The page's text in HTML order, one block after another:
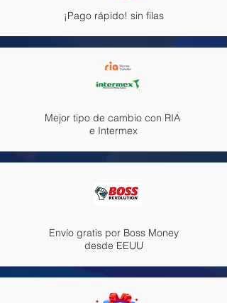
¡Pago rápido! sin filas
Mejor tipo de cambio con RIA
e Intermex
Envío gratis por Boss Money
desde EEUU